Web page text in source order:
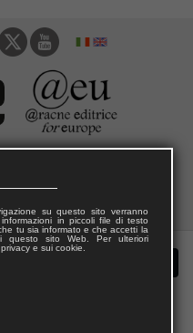
su questo sito verranno
in piccoli file di testo
tu sia informato e che accetti la
questo sito Web. Per ulteriori
e sui cookie.